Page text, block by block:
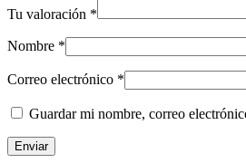
Tu valoración *
Nombre *
Correo electrónico *
Guardar mi nombre, correo